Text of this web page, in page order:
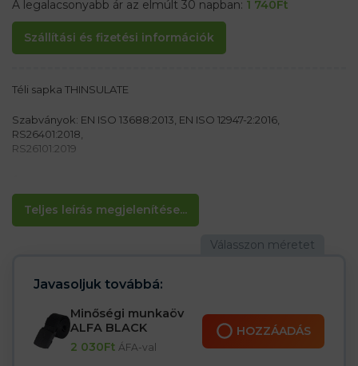
A legalacsonyabb ár az elmúlt 30 napban: 1 740Ft
Szállítási és fizetési információk
Teljes leírás megjelenítése...
Téli sapka THINSULATE
Szabványok: EN ISO 13688:2013, EN ISO 12947-2:2016,
RS26401:2018,
RS26101:2019
100% akril fonal 126 g/m2
Jellemzők:
Javasoljuk továbbá:
Minőségi munkaöv
ALFA BLACK
2 030Ft ÁFA-val
HOZZÁADÁS